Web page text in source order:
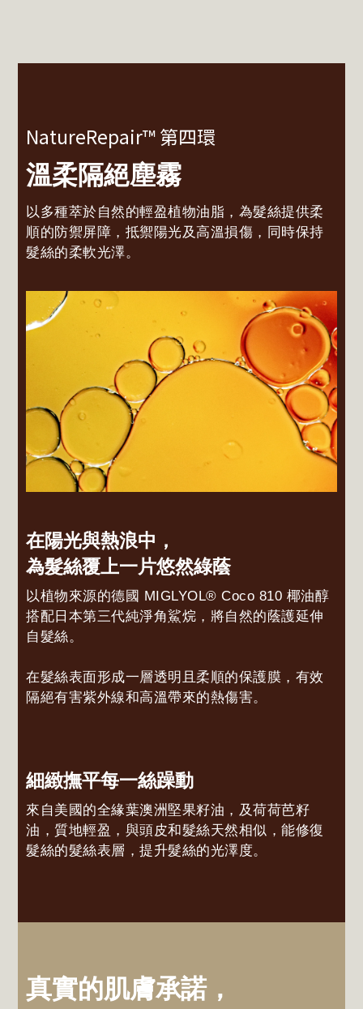
NatureRepair™ 第四環
溫柔隔絕塵霧
以多種萃於自然的輕盈植物油脂，為髮絲提供柔
順的防禦屏障，抵禦陽光及高溫損傷，同時保持
髮絲的柔軟光澤。
在陽光與熱浪中，
為髮絲覆上一片悠然綠蔭
以植物來源的德國 MIGLYOL® Coco 810 椰油醇
搭配日本第三代純淨角鯊烷，將自然的蔭護延伸
自髮絲。
在髮絲表面形成一層透明且柔順的保護膜，有效
隔絕有害紫外線和高溫帶來的熱傷害。
細緻撫平每一絲躁動
來自美國的全緣葉澳洲堅果籽油，及荷荷芭籽
油，質地輕盈，與頭皮和髮絲天然相似，能修復
髮絲的髮絲表層，提升髮絲的光澤度。
真實的肌膚承諾，